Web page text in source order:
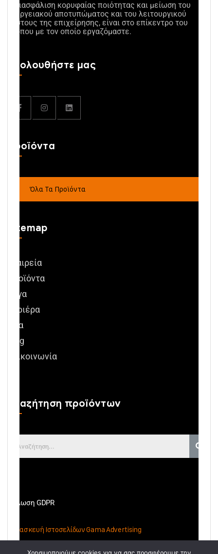
Η διασφάλιση κορυφαίας ποιότητας και μείωση του
ενεργειακού αποτυπώματος και του λειτουργικού
κόστους της επιχείρησης, είναι στο επίκεντρο του
τρόπου με τον οποίο εργαζόμαστε.
Ακολουθήστε μας
Προϊόντα
Όλα Τα Προϊόντα
Sitemap
Εταιρεία
Προϊόντα
Έργα
Καριέρα
Νέα
Blog
Επικοινωνία
Αναζήτηση προϊόντων
Κατασκευή ΙστοσελίδωνGama Advertising
Δήλωση GDPR